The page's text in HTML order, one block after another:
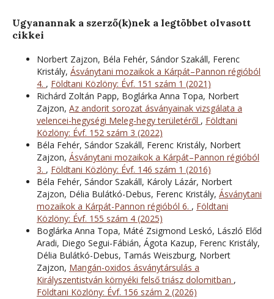
Ugyanannak a szerző(k)nek a legtöbbet olvasott
cikkei
Norbert Zajzon, Béla Fehér, Sándor Szakáll, Ferenc
Kristály, Ásványtani mozaikok a Kárpát–Pannon régióból
4. , Földtani Közlöny: Évf. 151 szám 1 (2021)
Richárd Zoltán Papp, Boglárka Anna Topa, Norbert
Zajzon, Az andorit sorozat ásványainak vizsgálata a
velencei-hegységi Meleg-hegy területéről , Földtani
Közlöny: Évf. 152 szám 3 (2022)
Béla Fehér, Sándor Szakáll, Ferenc Kristály, Norbert
Zajzon, Ásványtani mozaikok a Kárpát–Pannon régióból
3. , Földtani Közlöny: Évf. 146 szám 1 (2016)
Béla Fehér, Sándor Szakáll, Károly Lázár, Norbert
Zajzon, Délia Bulátkó-Debus, Ferenc Kristály, Ásványtani
mozaikok a Kárpát-Pannon régióból 6. , Földtani
Közlöny: Évf. 155 szám 4 (2025)
Boglárka Anna Topa, Máté Zsigmond Leskó, László Előd
Aradi, Diego Segui-Fábián, Ágota Kazup, Ferenc Kristály,
Délia Bulátkó-Debus, Tamás Weiszburg, Norbert
Zajzon, Mangán-oxidos ásványtársulás a
Királyszentistván környéki felső triász dolomitban ,
Földtani Közlöny: Évf. 156 szám 2 (2026)